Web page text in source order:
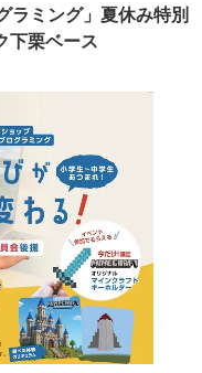
ラミング」夏休み特別
下栗ベース